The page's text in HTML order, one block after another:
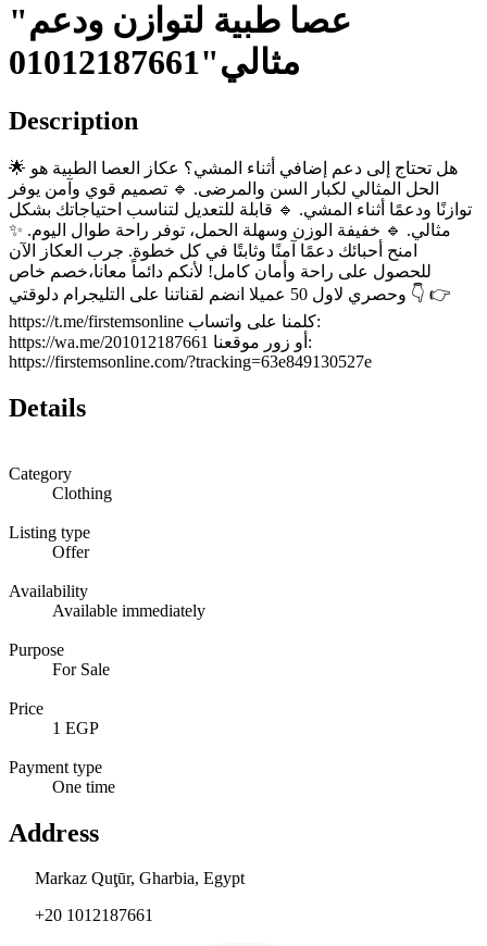
"عصا طبية لتوازن ودعم
مثالي"01012187661
Description
🌟 هل تحتاج إلى دعم إضافي أثناء المشي؟ عكاز العصا الطبية هو
الحل المثالي لكبار السن والمرضى. 🔹 تصميم قوي وآمن يوفر
توازنًا ودعمًا أثناء المشي. 🔹 قابلة للتعديل لتناسب احتياجاتك بشكل
مثالي. 🔹 خفيفة الوزن وسهلة الحمل، توفر راحة طوال اليوم. ✨
امنح أحبائك دعمًا آمنًا وثابتًا في كل خطوة. جرب العكاز الآن
للحصول على راحة وأمان كامل! لأنكم دائماً معانا،خصم خاص
وحصري لاول 50 عميلا انضم لقناتنا على التليجرام دلوقتي 👇 👉
https://t.me/firstemsonline كلمنا على واتساب:
https://wa.me/201012187661 أو زور موقعنا:
https://firstemsonline.com/?tracking=63e849130527e
Details
Category
Clothing
Listing type
Offer
Availability
Available immediately
Purpose
For Sale
Price
1 EGP
Payment type
One time
Address
Markaz Quţūr, Gharbia, Egypt
+20 1012187661